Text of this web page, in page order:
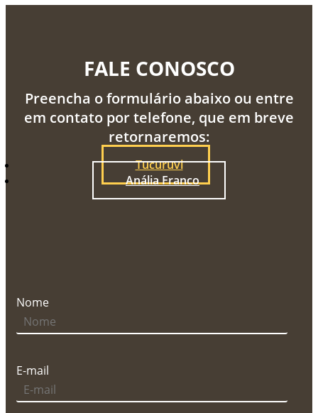
FALE CONOSCO
Preencha o formulário abaixo ou entre
em contato por telefone, que em breve
retornaremos:
Tucuruvi
Anália Franco
Nome
E-mail